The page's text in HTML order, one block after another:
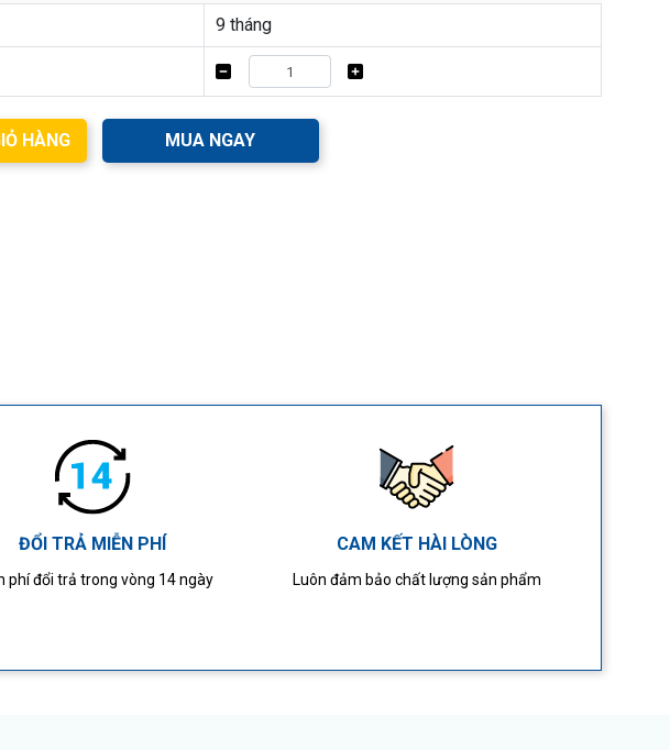
9 tháng
HÀNG MUA NGAY
ĐỔI TRẢ MIỄN PHÍ
phí đổi trả trong vòng 14 ngày
CAM KẾT HÀI LÒNG
Luôn đảm bảo chất lượng sản phẩm